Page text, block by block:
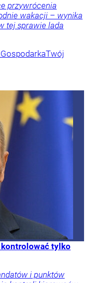
przywrócenia
wakacji – wynika
tej sprawie lada
GospodarkaTwój
kontrolować tylko
i punktów